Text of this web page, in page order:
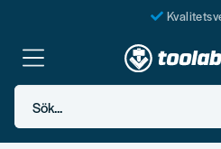
Fraktfritt över
En
Sök...